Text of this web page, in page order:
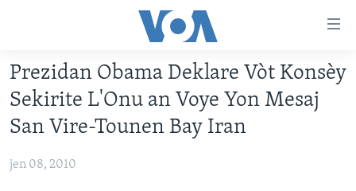
Skip
to
main
content
to
ENTÈNASYONAL
Prezidan Obama Deklare Vòt Konsèy
Sekirite L'Onu an Voye Yon Mesaj
San Vire-Tounen Bay Iran
jen 08, 2010